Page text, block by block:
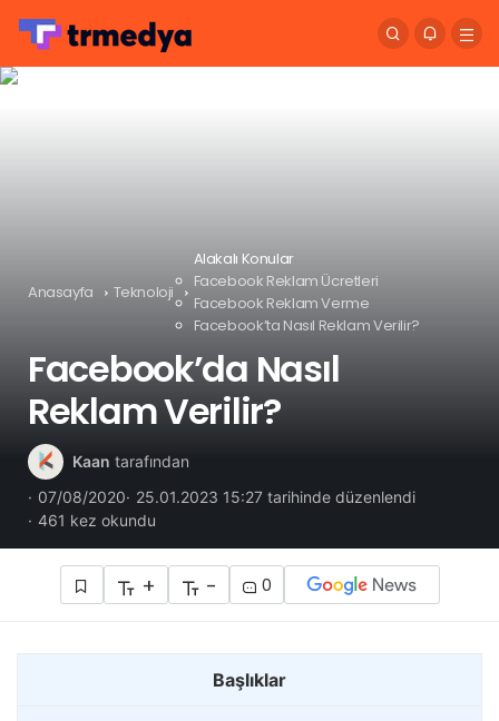
Anasayfa Teknoloji
Alakalı Konular
Facebook Reklam Ücretleri
Facebook Reklam Verme
Facebook’ta Nasıl Reklam Verilir?
Facebook’da Nasıl
Reklam Verilir?
Kaan tarafından
07/08/2020
25.01.2023 15:27 tarihinde düzenlendi
461 kez okundu
+ - 0
Başlıklar